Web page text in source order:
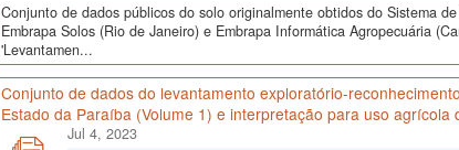
Conjunto de dados públicos do solo originalmente obtidos do Sistema
Embrapa Solos (Rio de Janeiro) e Embrapa Informática Agropecuária
'Levantamen...
Conjunto de dados do levantamento exploratório-
Estado da Paraíba (Volume 1) e interpretação para uso
Jul 4, 2023